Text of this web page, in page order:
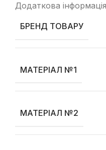
Додаткова інформація
БРЕНД ТОВАРУ
МАТЕРІАЛ №1
МАТЕРІАЛ №2